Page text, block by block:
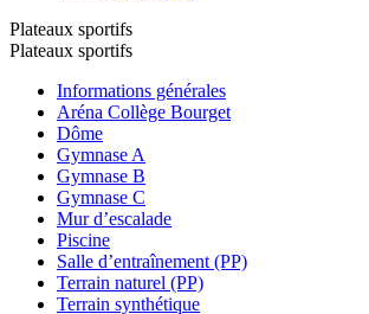
Plateaux sportifs
Plateaux sportifs
Informations générales
Aréna Collège Bourget
Dôme
Gymnase A
Gymnase B
Gymnase C
Mur d’escalade
Piscine
Salle d’entraînement (PP)
Terrain naturel (PP)
Terrain synthétique